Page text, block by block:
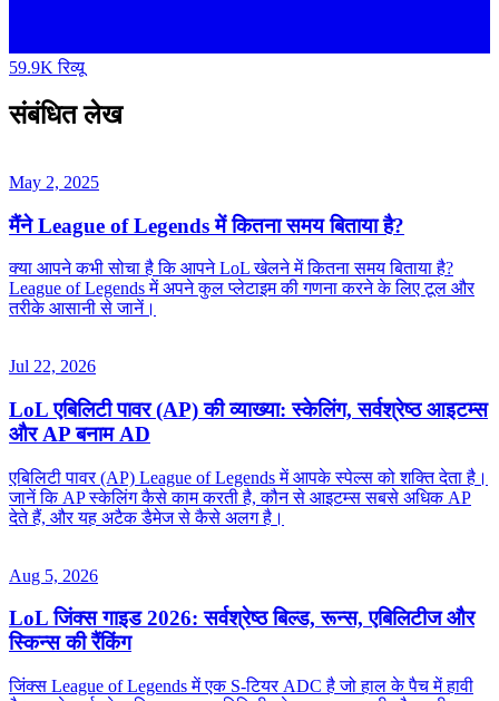
59.9K रिव्यू
संबंधित लेख
May 2, 2025
मैंने League of Legends में कितना समय बिताया है?
क्या आपने कभी सोचा है कि आपने LoL खेलने में कितना समय बिताया है?
League of Legends में अपने कुल प्लेटाइम की गणना करने के लिए टूल और
तरीके आसानी से जानें।
Jul 22, 2026
LoL एबिलिटी पावर (AP) की व्याख्या: स्केलिंग, सर्वश्रेष्ठ आइटम्स
और AP बनाम AD
एबिलिटी पावर (AP) League of Legends में आपके स्पेल्स को शक्ति देता है।
जानें कि AP स्केलिंग कैसे काम करती है, कौन से आइटम्स सबसे अधिक AP
देते हैं, और यह अटैक डैमेज से कैसे अलग है।
Aug 5, 2026
LoL जिंक्स गाइड 2026: सर्वश्रेष्ठ बिल्ड, रून्स, एबिलिटीज और
स्किन्स की रैंकिंग
जिंक्स League of Legends में एक S-टियर ADC है जो हाल के पैच में हावी